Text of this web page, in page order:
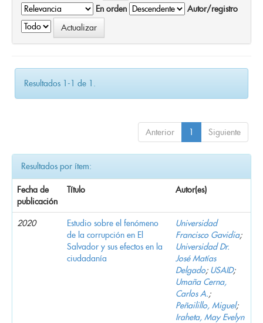
En orden
Autor/registro
Resultados 1-1 de 1.
Anterior 1 Siguiente
Resultados por ítem:
Fecha de
publicación
Título Autor(es)
2020
Estudio sobre el fenómeno
de la corrupción en El
Salvador y sus efectos en la
ciudadanía
Universidad
Francisco Gavidia;
Universidad Dr.
José Matías
Delgado; USAID;
Umaña Cerna,
Carlos A.;
Peñailillo, Miguel;
Iraheta, May Evelyn